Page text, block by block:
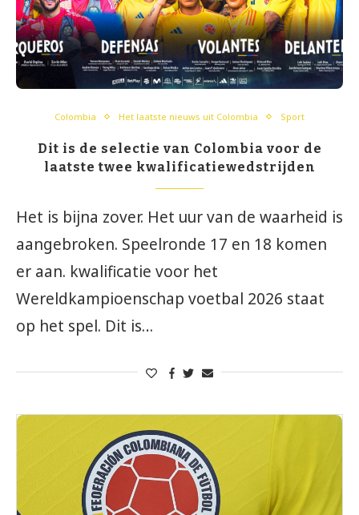
Colombia Het laatste nieuws uit Colombia Sport
Dit is de selectie van Colombia voor de
laatste twee kwalificatiewedstrijden
Het is bijna zover. Het uur van de waarheid is
aangebroken. Speelronde 17 en 18 komen
er aan. kwalificatie voor het
Wereldkampioenschap voetbal 2026 staat
op het spel. Dit is…